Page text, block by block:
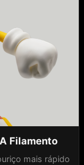
Filamento
mais rápido